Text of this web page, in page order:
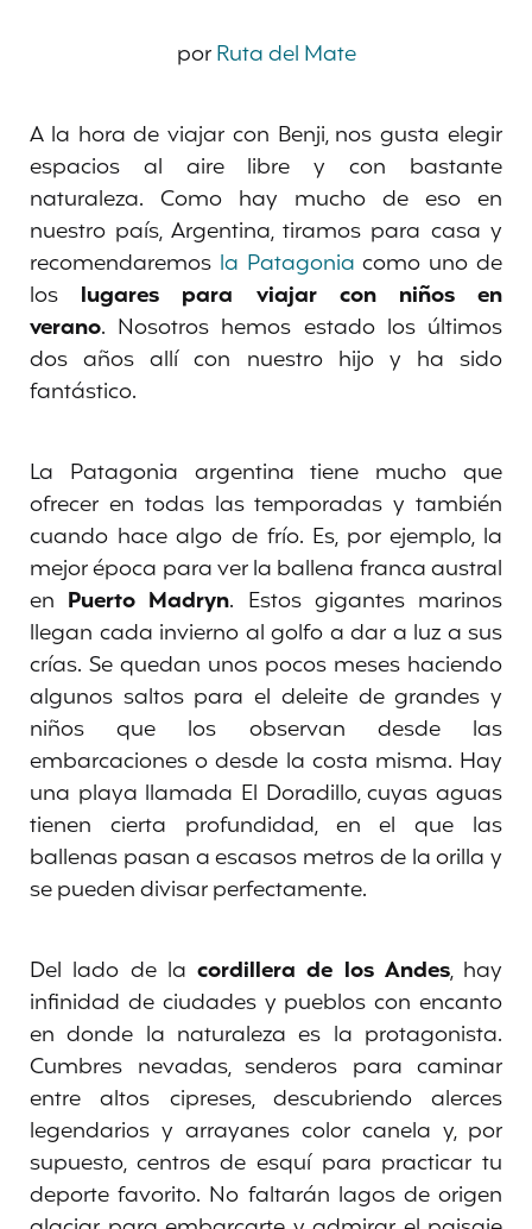
porRuta del Mate
A la hora de viajar con Benji, nos gusta elegir
espacios al aire libre y con bastante
naturaleza. Como hay mucho de eso en
nuestro país, Argentina, tiramos para casa y
recomendaremos la Patagoniacomo uno de
los lugares para viajar con niños en
verano. Nosotros hemos estado los últimos
dos años allí con nuestro hijo y ha sido
fantástico.
La Patagonia argentina tiene mucho que
ofrecer en todas las temporadas y también
cuando hace algo de frío. Es, por ejemplo, la
mejor época para ver la ballena franca austral
en Puerto Madryn. Estos gigantes marinos
llegan cada invierno al golfo a dar a luz a sus
crías. Se quedan unos pocos meses haciendo
algunos saltos para el deleite de grandes y
niños que los observan desde las
embarcaciones o desde la costa misma. Hay
una playa llamada El Doradillo, cuyas aguas
tienen cierta profundidad, en el que las
ballenas pasan a escasos metros de la orilla y
se pueden divisar perfectamente.
Del lado de la cordillera de los Andes, hay
infinidad de ciudades y pueblos con encanto
en donde la naturaleza es la protagonista.
Cumbres nevadas, senderos para caminar
entre altos cipreses, descubriendo alerces
legendarios y arrayanes color canela y, por
supuesto, centros de esquí para practicar tu
deporte favorito. No faltarán lagos de origen